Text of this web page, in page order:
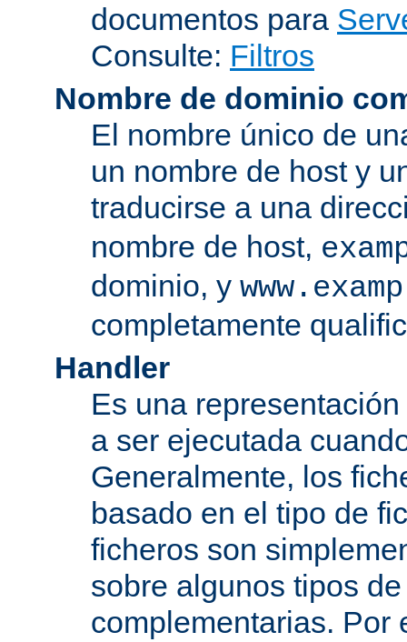
documentos para
Consulte: Filtros
Nombre de dominio
El nombre único de
un nombre de host y
traducirse a una
nombre de host,
dominio, y
completamente
Handler
Es una
a ser ejecutada
Generalmente, los
basado en el tipo de
ficheros son
sobre algunos tipos
complementarias.